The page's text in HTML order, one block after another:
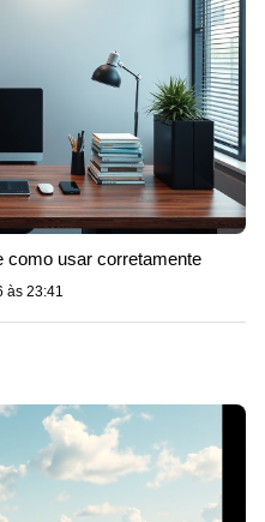
como usar corretamente
às 23:41